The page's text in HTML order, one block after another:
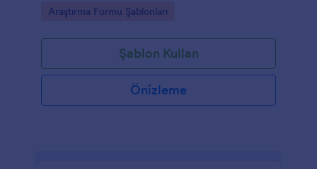
Go to Category:
Araştırma Formu Şablonları
Şablon Kullan
Önizleme